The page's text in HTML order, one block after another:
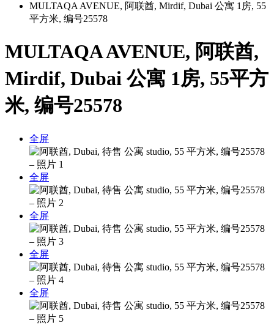
MULTAQA AVENUE, 阿联酋, Mirdif, Dubai 公寓 1房, 55
平方米, 编号25578
MULTAQA AVENUE, 阿联酋,
Mirdif, Dubai 公寓 1房, 55平方
米, 编号25578
全屏
全屏
全屏
全屏
全屏